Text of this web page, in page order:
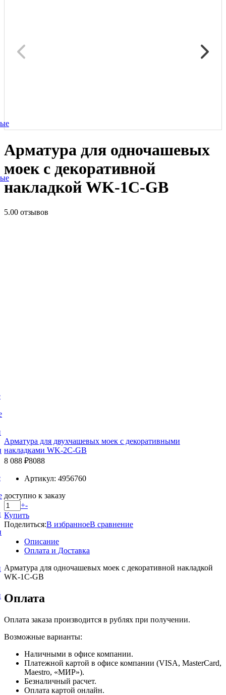
Арматура для одночашевых
моек с декоративной
накладкой WK-1C-GB
5.00 отзывов
Арматура для двухчашевых моек с декоративными
накладками WK-2C-GB
8 088 ₽8088
Артикул: 4956760
доступно к заказу
+-
Купить
Поделиться:В избранноеВ сравнение
Описание
Оплата и Доставка
Арматура для одночашевых моек с декоративной накладкой
WK-1C-GB
Оплата
Оплата заказа производится в рублях при получении.
Возможные варианты:
Наличными в офисе компании.
Платежной картой в офисе компании (VISA, MasterCard,
Maestro, «МИР»).
Безналичный расчет.
Оплата картой онлайн.